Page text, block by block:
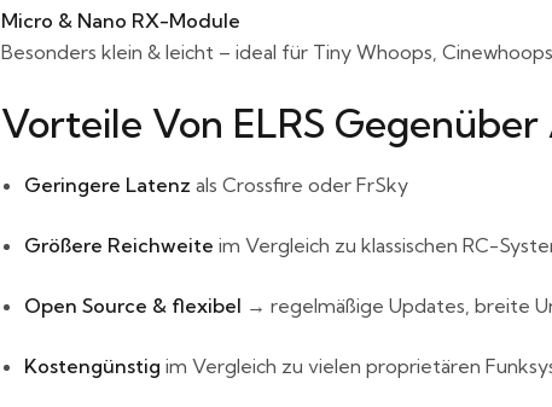
Micro & Nano RX-Module
Besonders klein & leicht – ideal für Tiny Whoops,
Vorteile Von ELRS
Geringere Latenz als Crossfire oder FrSky
Größere Reichweite im Vergleich zu klassischen RC-
Open Source & flexibel → regelmäßige Updates, breite
Kostengünstig im Vergleich zu vielen proprietären